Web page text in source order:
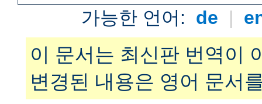
가능한 언어: de |
이 문서는 최신판 번역이
변경된 내용은 영어 문서